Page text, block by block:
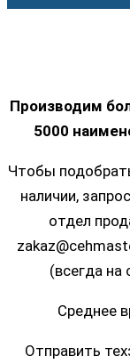
Производим
5000
Чтобы
наличии,
отдел
(всегда на
Среднее
Отправить